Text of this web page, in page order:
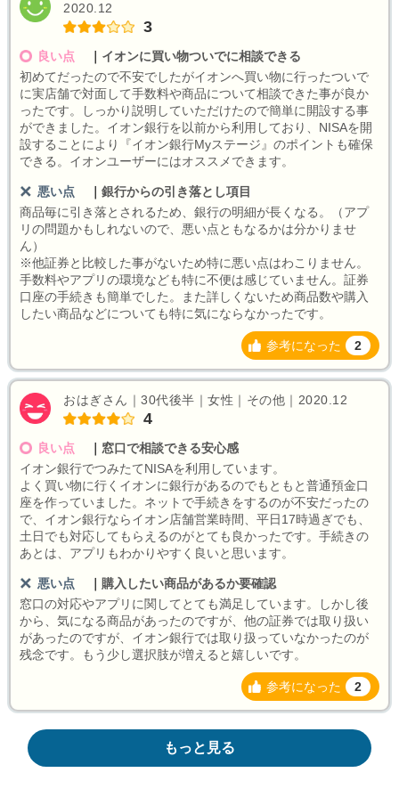
2020.12
3
良い点
イオンに買い物ついでに相談できる
初めてだったので不安でしたがイオンへ買い物に行ったついで
に実店舗で対面して手数料や商品について相談できた事が良か
ったです。しっかり説明していただけたので簡単に開設する事
ができました。イオン銀行を以前から利用しており、NISAを開
設することにより『イオン銀行Myステージ』のポイントも確保
できる。イオンユーザーにはオススメできます。
悪い点
銀行からの引き落とし項目
商品毎に引き落とされるため、銀行の明細が長くなる。（アプ
リの問題かもしれないので、悪い点ともなるかは分かりませ
ん）
※他証券と比較した事がないため特に悪い点はわこりません。
手数料やアプリの環境なども特に不便は感じていません。証券
口座の手続きも簡単でした。また詳しくないため商品数や購入
したい商品などについても特に気にならなかったです。
参考になった 2
おはぎさん｜30代後半｜女性｜その他｜2020.12
4
良い点
窓口で相談できる安心感
イオン銀行でつみたてNISAを利用しています。
よく買い物に行くイオンに銀行があるのでもともと普通預金口
座を作っていました。ネットで手続きをするのが不安だったの
で、イオン銀行ならイオン店舗営業時間、平日17時過ぎでも、
土日でも対応してもらえるのがとても良かったです。手続きの
あとは、アプリもわかりやすく良いと思います。
悪い点
購入したい商品があるか要確認
窓口の対応やアプリに関してとても満足しています。しかし後
から、気になる商品があったのですが、他の証券では取り扱い
があったのですが、イオン銀行では取り扱っていなかったのが
残念です。もう少し選択肢が増えると嬉しいです。
参考になった 2
もっと見る